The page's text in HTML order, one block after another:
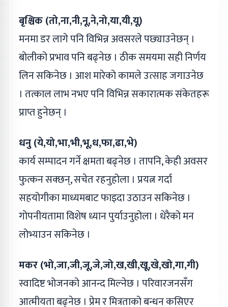
बृश्चिक (तो,ना,नी,नू,ने,नो,या,यी,यू)
मनमा डर लागे पनि विभिन्न अवसरले पछ्याउनेछन् ।
बोलीको प्रभाव पनि बढ्नेछ । ठीक समयमा सही निर्णय
लिन सकिनेछ । आश मारेको कामले उत्साह जगाउनेछ
। तत्काल लाभ नभए पनि विभिन्न सकारात्मक संकेतहरू
प्राप्त हुनेछन् ।
धनु (ये,यो,भा,भी,भू,ध,फा,ढा,भे)
कार्य सम्पादन गर्ने क्षमता बढ्नेछ । तापनि, केही अवसर
फुत्कन सक्छन्, सचेत रहनुहोला । प्रयत्न गर्दा
सहयोगीका माध्यमबाट फाइदा उठाउन सकिनेछ ।
गोपनीयतामा विशेष ध्यान पुर्याउनुहोला । धेरैको मन
लोभ्याउन सकिनेछ ।
मकर (भो,जा,जी,जू,जे,जो,ख,खी,खू,खे,खो,गा,गी)
स्वादिष्ट भोजनको आनन्द मिल्नेछ । परिवारजनसँग
आत्मीयता बढ्नेछ । प्रेम र मित्रताको बन्धन कसिएर